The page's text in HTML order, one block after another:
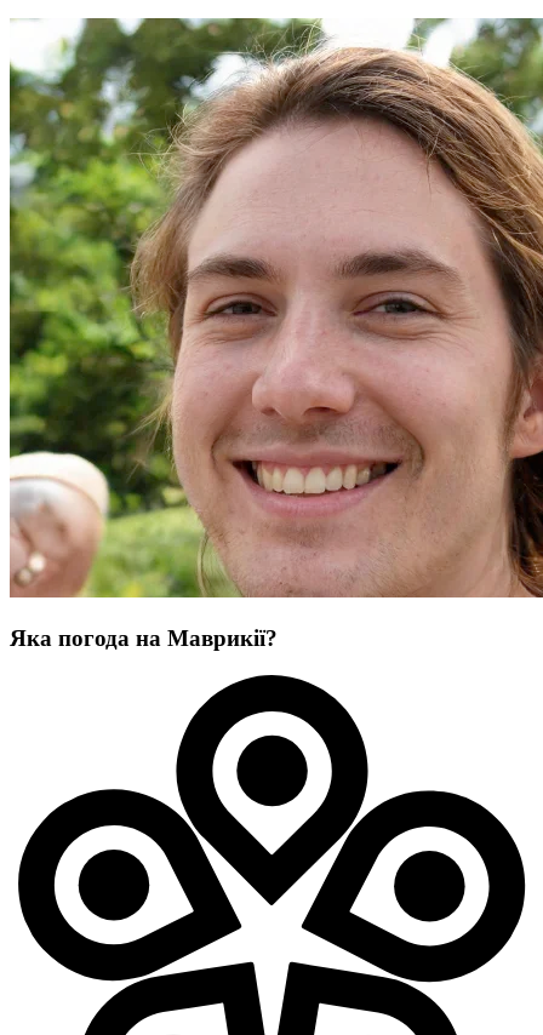
Яка погода на Маврикії?